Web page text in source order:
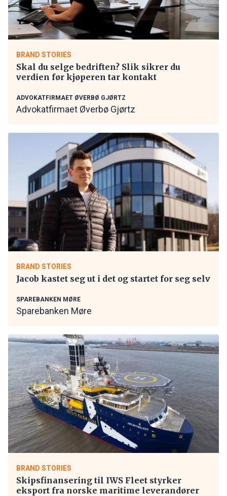
BRAND STORIES
Skal du selge bedriften? Slik sikrer du
verdien før kjøperen tar kontakt
ADVOKATFIRMAET ØVERBØ GJØRTZ
Advokatfirmaet Øverbø Gjørtz
BRAND STORIES
Jacob kastet seg ut i det og startet for seg selv
SPAREBANKEN MØRE
Sparebanken Møre
BRAND STORIES
Skipsfinansering til IWS Fleet styrker
eksport fra norske maritime leverandører